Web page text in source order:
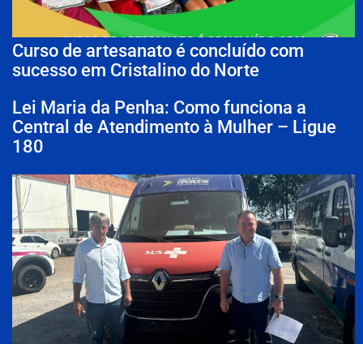
Curso de artesanato é concluído com
sucesso em Cristalino do Norte
Lei Maria da Penha: Como funciona a
Central de Atendimento à Mulher – Ligue
180